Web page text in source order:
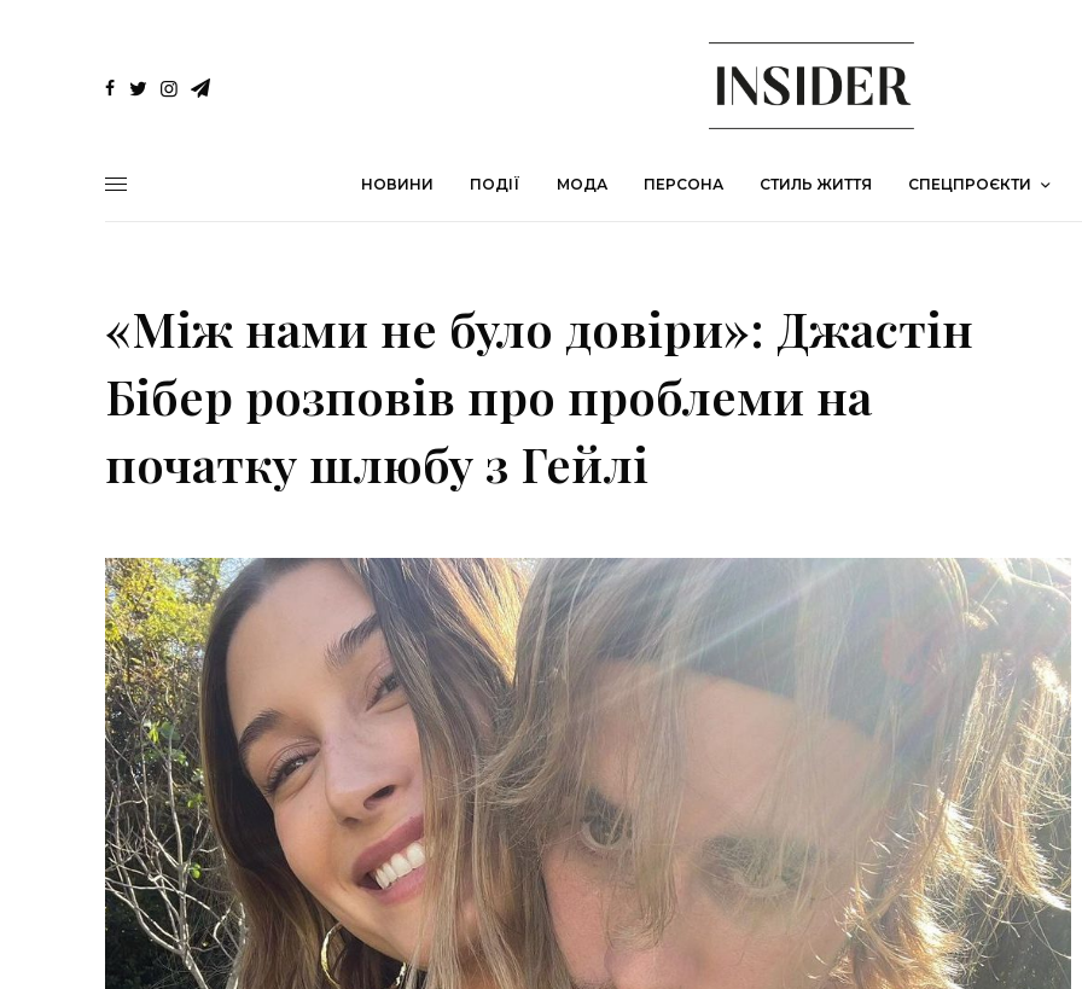
НОВИНИ ПОДІЇ МОДА ПЕРСОНА СТИЛЬ ЖИТТЯ СПЕЦПРОЄКТИ
«Між нами не було довіри»: Джастін
Бібер розповів про проблеми на
початку шлюбу з Гейлі